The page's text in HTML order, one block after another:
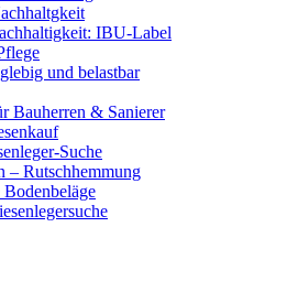
IBU-Label
und belastbar
Bauherren & Sanierer
Suche
– Rutschhemmung